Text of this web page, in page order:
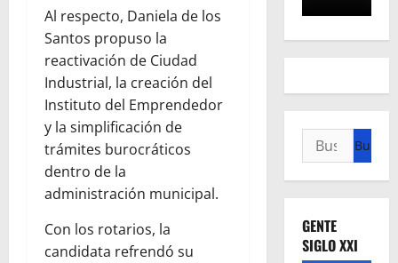
Al respecto, Daniela de los
Santos propuso la
reactivación de Ciudad
Industrial, la creación del
Instituto del Emprendedor
y la simplificación de
trámites burocráticos
dentro de la
administración municipal.
Con los rotarios, la
candidata refrendó su
Buscar:
GENTE
SIGLO XXI